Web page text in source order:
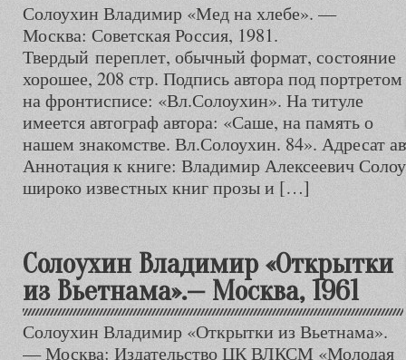
Солоухин Владимир «Мед на хлебе». —
Москва: Советская Россия, 1981.
Твердый переплет, обычный формат, состояние
хорошее, 208 стр. Подпись автора под портретом
на фронтисписе: «Вл.Солоухин». На титуле
имеется автограф автора: «Саше, на память о
нашем знакомстве. Вл.Солоухин. 84». Адресат
Аннотация к книге: Владимир Алексеевич
широко известных книг прозы и […]
Солоухин Владимир «Открытки
из Вьетнама».— Москва, 1961
Солоухин Владимир «Открытки из Вьетнама».
— Москва: Издательство ЦК ВЛКСМ «Молодая